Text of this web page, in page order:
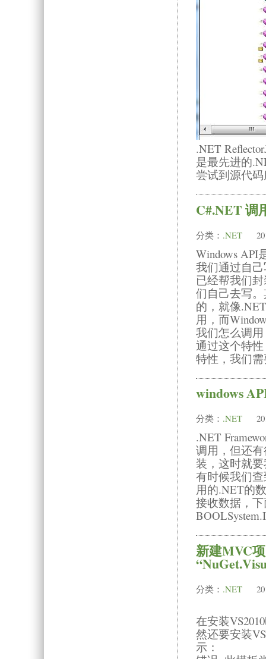
.NET
是最先进的
尝试到源代
C#.NET 调
分类： .NET
Windows API
我们通过自
已经帮我们
们自己去写
的，就像
用，而
我们怎么调
通过这个特
特性，我们需
windows
分类： .NET
.NET
调用，但还
装，这时就
有时候我们
用的.NET的
接收数据，
新建MVC
分类： .NET
在安装
然还要安装
示：